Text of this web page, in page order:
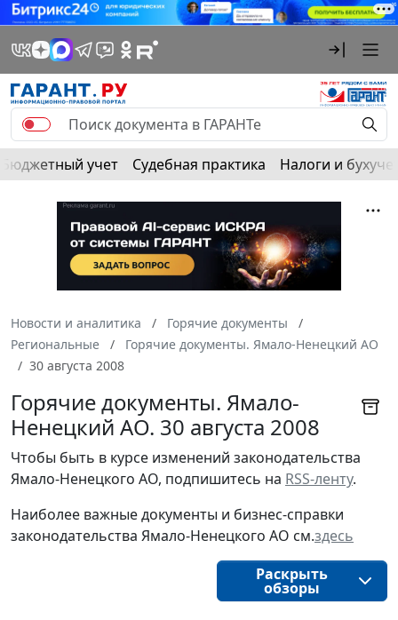
Бюджетный учет Судебная практика Налоги и
Новости и аналитика
Горячие документы
Региональные
Горячие документы. Ямало-Ненецкий АО
30 августа 2008
Горячие документы. Ямало-
Ненецкий АО. 30 августа 2008
Чтобы быть в курсе изменений законодательства
Ямало-Ненецкого АО, подпишитесь на RSS-ленту.
Наиболее важные документы и бизнес-справки
законодательства Ямало-Ненецкого АО см.здесь
Раскрыть
обзоры